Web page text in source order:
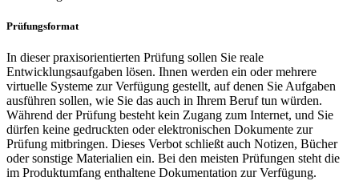
Prüfungsformat
In dieser praxisorientierten Prüfung sollen Sie reale
Entwicklungsaufgaben lösen. Ihnen werden ein oder mehrere
virtuelle Systeme zur Verfügung gestellt, auf denen Sie Aufgaben
ausführen sollen, wie Sie das auch in Ihrem Beruf tun würden.
Während der Prüfung besteht kein Zugang zum Internet, und Sie
dürfen keine gedruckten oder elektronischen Dokumente zur
Prüfung mitbringen. Dieses Verbot schließt auch Notizen, Bücher
oder sonstige Materialien ein. Bei den meisten Prüfungen steht die
im Produktumfang enthaltene Dokumentation zur Verfügung.